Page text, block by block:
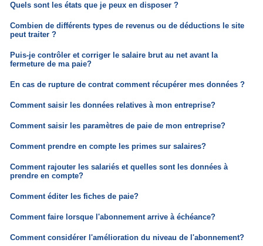
Quels sont les états que je peux en disposer ?
Combien de différents types de revenus ou de déductions le site
peut traiter ?
Puis-je contrôler et corriger le salaire brut au net avant la
fermeture de ma paie?
En cas de rupture de contrat comment récupérer mes données ?
Comment saisir les données relatives à mon entreprise?
Comment saisir les paramètres de paie de mon entreprise?
Comment prendre en compte les primes sur salaires?
Comment rajouter les salariés et quelles sont les données à
prendre en compte?
Comment éditer les fiches de paie?
Comment faire lorsque l'abonnement arrive à échéance?
Comment considérer l'amélioration du niveau de l'abonnement?